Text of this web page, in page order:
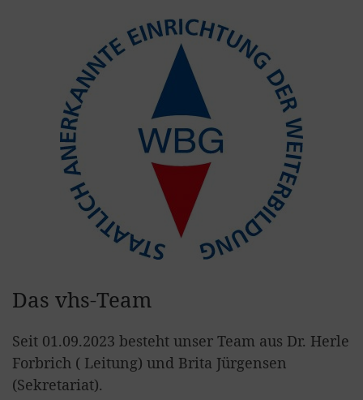
Das vhs-Team
Seit 01.09.2023 besteht unser Team aus Dr. Herle
Forbrich ( Leitung) und Brita Jürgensen
(Sekretariat).